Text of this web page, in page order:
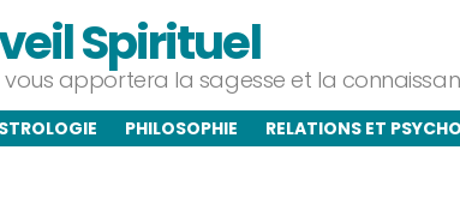
Spirituel
vous apportera la sagesse et la
PHILOSOPHIE RELATIONS ET